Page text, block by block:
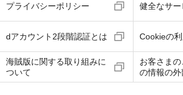
プライバシーポリシー 健全なサ
dアカウント2段階認証とは Cookieの
海賊版に関する取り組みに
ついて
お客さま
の情報の